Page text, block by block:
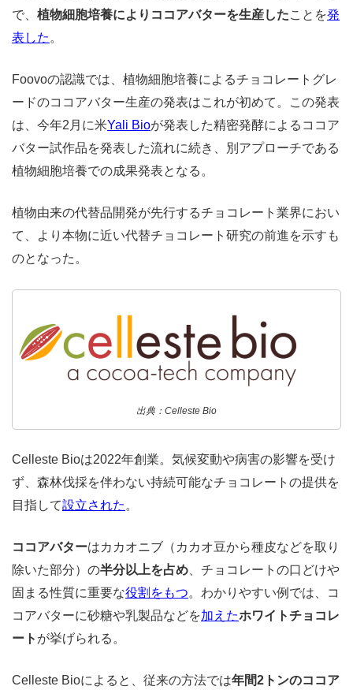
で、 植物細胞培養によりココアバターを生産したことを発
表した 。
Foovoの認識では、植物細胞培養によるチョコレートグレ
ードのココアバター生産の発表はこれが初めて。この発表
は、今年2月に米Yali Bioが発表した精密発酵によるココア
バター試作品を発表した流れに続き、別アプローチである
植物細胞培養での成果発表となる。
植物由来の代替品開発が先行するチョコレート業界におい
て、より本物に近い代替チョコレート研究の前進を示すも
のとなった。
出典：Celleste Bio
Celleste Bioは2022年創業。気候変動や病害の影響を受け
ず、森林伐採を伴わない持続可能なチョコレートの提供を
目指して設立された 。
ココアバターはカカオニブ（カカオ豆から種皮などを取り
除いた部分）の半分以上を占め 、チョコレートの口どけや
固まる性質に重要な役割をもつ。わかりやすい例では、コ
コアバターに砂糖や乳製品などを加えたホワイトチョコレ
ート が挙げられる。
Celleste Bioによると、従来の方法では年間2トンのココア